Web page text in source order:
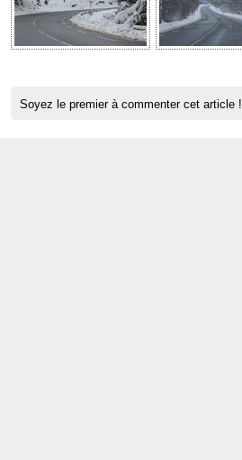
Soyez le premier à commenter cet article !